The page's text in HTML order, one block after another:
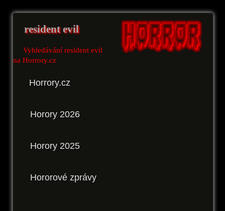
resident evil
Vyhledávání resident evil
na Horrory.cz
Horrory.cz
Horory 2026
Horory 2025
Hororové zprávy